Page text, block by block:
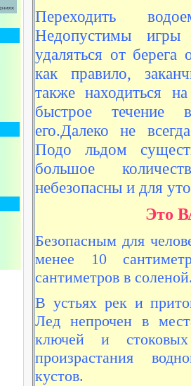
Переходить
Недопустимы
удаляться от берега
как правило,
также находиться
быстрое
его.Далеко не
Подо льдом
большое
небезопасны и для
Это
Безопасным для
менее 10
сантиметров в
В устьях рек и
Лед непрочен в
ключей и
произрастания
кустов.